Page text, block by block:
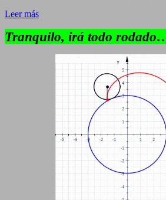
Leer más
Tranquilo, irá todo